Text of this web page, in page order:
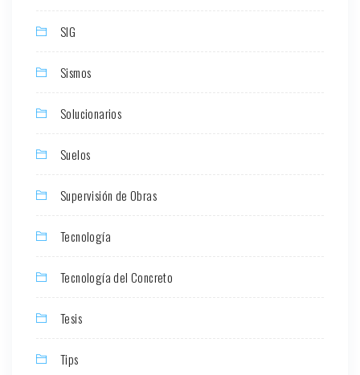
SIG
Sismos
Solucionarios
Suelos
Supervisión de Obras
Tecnología
Tecnología del Concreto
Tesis
Tips